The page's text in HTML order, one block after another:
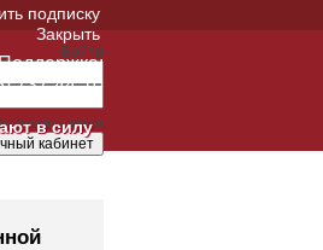
подписку
Закрыть
Войти
меня
737-44-10
в силу